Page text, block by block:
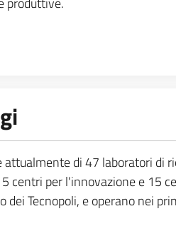
attualmente di 47 laboratori
centri per l'innovazione e 15
dei Tecnopoli, e operano nei